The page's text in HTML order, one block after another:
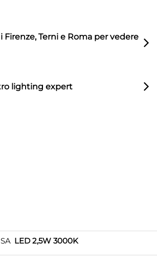
Firenze, Terni e Roma per vedere
lighting expert
LED 2,5W 3000K